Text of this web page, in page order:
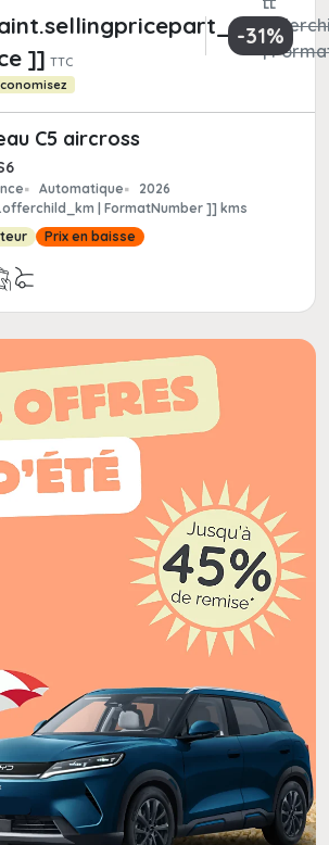
]] TTC
|
-31%
C5 aircross
Automatique
2026
| FormatNumber ]] kms
Prix en baisse